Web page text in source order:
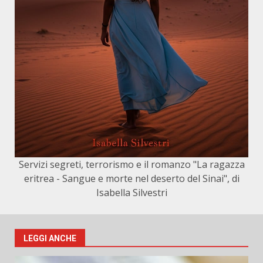
Servizi segreti, terrorismo e il romanzo "La ragazza
eritrea - Sangue e morte nel deserto del Sinai", di
Isabella Silvestri
LEGGI ANCHE